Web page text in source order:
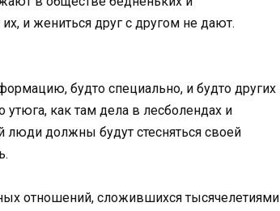
и жениться друг с другом не дают.
будто специально, и будто других
утюга, как там дела в лесболендах и
должны будут стесняться своей
отношений, сложившихся тысячелетиями